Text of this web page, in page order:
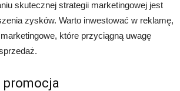
skutecznej strategii marketingowej jest
zysków. Warto inwestować w reklamę,
marketingowe, które przyciągną uwagę
promocja